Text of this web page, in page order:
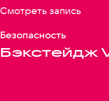
Смотреть запись
Безопасность
Бэкстейдж